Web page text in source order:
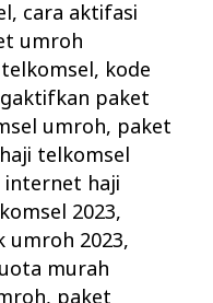
, cara aktifasi
umroh
, kode
paket
umroh, paket
telkomsel
internet haji
2023,
umroh 2023,
murah